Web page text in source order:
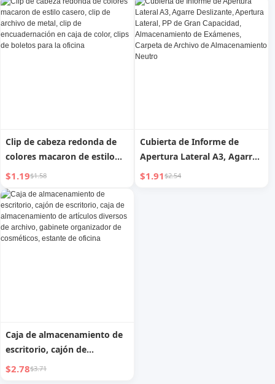
Registro del Hogar Caja de
Almacenamiento con Bolsa
Soporte Tarjetas Exámenes
157
Clip de cabeza redonda de
colores macaron de estilo
casero, clip de archivo de
metal, clip de
encuadernación en caja de
color, clips de boletos para la
oficina
$1.19$1.58
Cubierta de Informe de
Apertura Lateral A3, Agarre
Deslizante, Apertura Lateral,
$1.91$2.54
Caja de almacenamiento de
escritorio, cajón de
escritorio, caja de
$2.78$3.71